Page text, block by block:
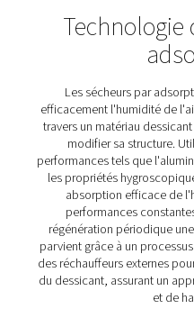
La gamme de
conçue pour les
énergétique
en maintenant les
sécheurs utilisent une
chaleur avec
sans aucune perte
Zero Purge
éliminant les pertes
possibilité
-40°C/-40°F en
garantit les normes de
applications sensibles.